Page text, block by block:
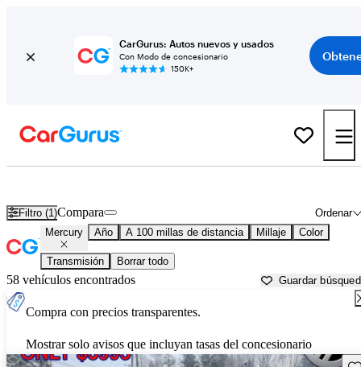
CarGurus: Autos nuevos y usados
Con Modo de concesionario
150K+
Filtro (1) Ordenar
Compara
Mercury Año A 100 millas de distancia Millaje Color
Transmisión Borrar todo
58 vehículos encontrados Guardar
Compra con precios transparentes.
Mostrar solo avisos que incluyan tasas del concesionario